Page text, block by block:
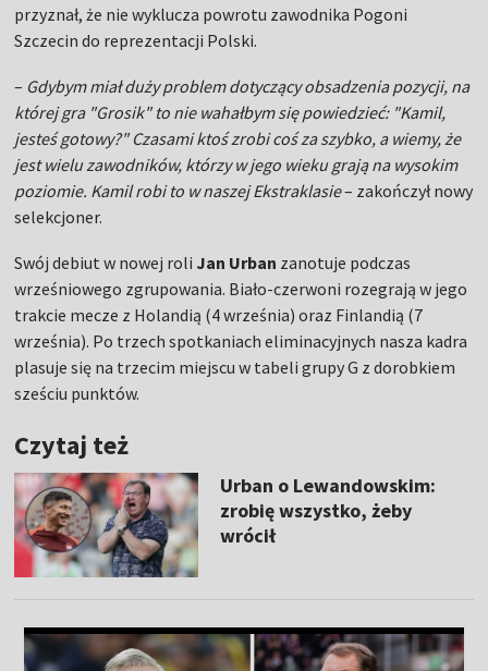
przyznał, że nie wyklucza powrotu zawodnika Pogoni
Szczecin do reprezentacji Polski.
– Gdybym miał duży problem dotyczący obsadzenia pozycji, na
której gra "Grosik" to nie wahałbym się powiedzieć: "Kamil,
jesteś gotowy?" Czasami ktoś zrobi coś za szybko, a wiemy, że
jest wielu zawodników, którzy w jego wieku grają na wysokim
poziomie. Kamil robi to w naszej Ekstraklasie– zakończył nowy
selekcjoner.
Swój debiut w nowej roli Jan Urban zanotuje podczas
wrześniowego zgrupowania. Biało-czerwoni rozegrają w jego
trakcie mecze z Holandią (4 września) oraz Finlandią (7
września). Po trzech spotkaniach eliminacyjnych nasza kadra
plasuje się na trzecim miejscu w tabeli grupy G z dorobkiem
sześciu punktów.
Czytaj też
Urban o Lewandowskim:
zrobię wszystko, żeby
wrócił